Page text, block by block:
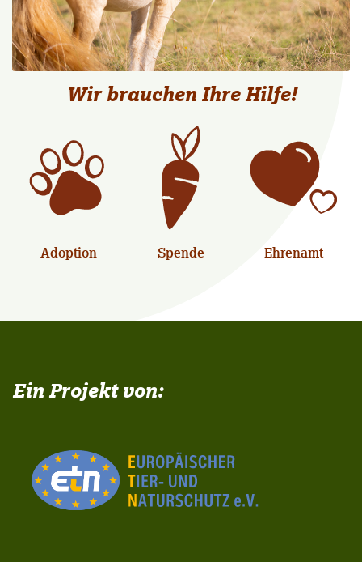
Wir brauchen Ihre Hilfe!
Adoption Spende Ehrenamt
Ein Projekt von: